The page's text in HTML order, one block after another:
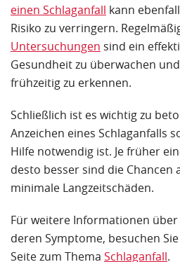
einen Schlaganfall kann
Risiko zu verringern.
Untersuchungen sind ein
Gesundheit zu überwachen
frühzeitig zu erkennen.
Schließlich ist es wichtig zu
Anzeichen eines Schlaganfalls
Hilfe notwendig ist. Je früher
desto besser sind die Chancen
minimale Langzeitschäden.
Für weitere Informationen über
deren Symptome, besuchen
Seite zum Thema Schlaganfall.